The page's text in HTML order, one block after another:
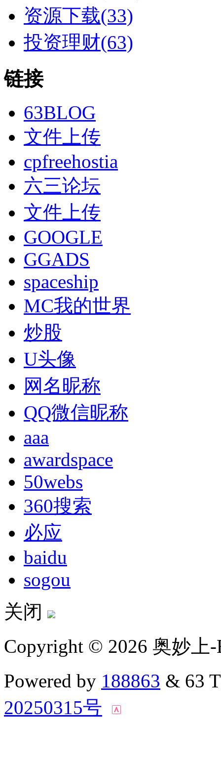
资源下载(33)
投资理财(63)
链接
63BLOG
文件上传
cpfreehostia
六三论坛
文件上传
GOOGLE
GGADS
spaceship
MC我的世界
炒股
U头像
网名昵称
QQ微信昵称
aaa
awardspace
50webs
360搜索
必应
baidu
sogou
关闭
Copyright © 2026 奥妙上
Powered by 188863 & 63
20250315号